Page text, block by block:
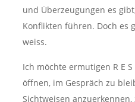
und Überzeugungen es
Konflikten führen. Doch es
weiss.
Ich möchte ermutigen R E S
öffnen, im Gespräch zu
Sichtweisen